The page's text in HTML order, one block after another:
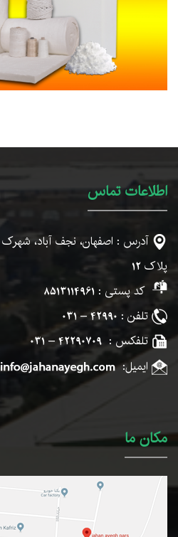
اطلاعات تماس
آدرس : اصفهان، نجف آباد،
پلاک12
کد پستی : 8513114961
تلفن : 42990 – 031
تلفکس : 42290709 – 031
ایمیل:
مکان ما